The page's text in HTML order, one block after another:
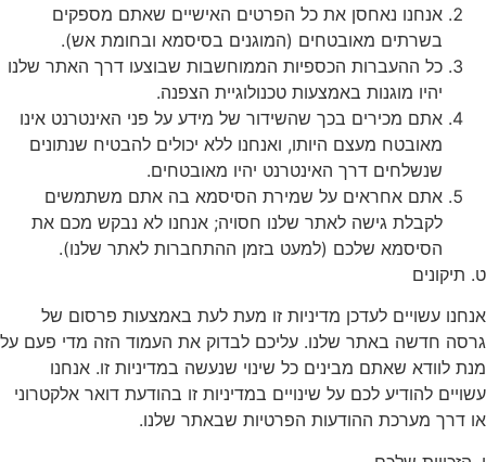
אנחנו נאחסן את כל הפרטים האישיים שאתם מספקים
בשרתים מאובטחים (המוגנים בסיסמא ובחומת אש).
כל ההעברות הכספיות הממוחשבות שבוצעו דרך האתר שלנו
יהיו מוגנות באמצעות טכנולוגיית הצפנה.
אתם מכירים בכך שהשידור של מידע על פני האינטרנט אינו
מאובטח מעצם היותו, ואנחנו ללא יכולים להבטיח שנתונים
שנשלחים דרך האינטרנט יהיו מאובטחים.
אתם אחראים על שמירת הסיסמא בה אתם משתמשים
לקבלת גישה לאתר שלנו חסויה; אנחנו לא נבקש מכם את
הסיסמא שלכם (למעט בזמן ההתחברות לאתר שלנו).
ט. תיקונים
אנחנו עשויים לעדכן מדיניות זו מעת לעת באמצעות פרסום של
גרסה חדשה באתר שלנו. עליכם לבדוק את העמוד הזה מדי פעם על
מנת לוודא שאתם מבינים כל שינוי שנעשה במדיניות זו. אנחנו
עשויים להודיע לכם על שינויים במדיניות זו בהודעת דואר אלקטרוני
או דרך מערכת ההודעות הפרטיות שבאתר שלנו.